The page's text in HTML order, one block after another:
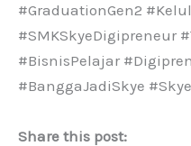
#GraduationGen2
#SMKSkyeDigipreneur
#BisnisPelajar
#BanggaJadiSkye
Share this post: